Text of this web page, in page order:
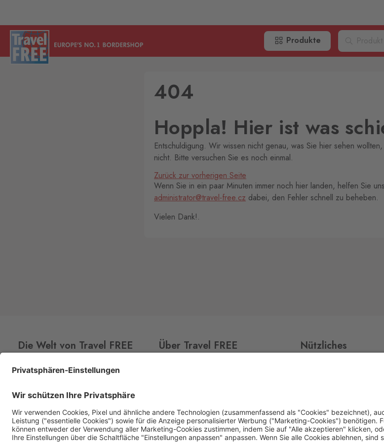
Produkte
404
Hoppla! Hier ist was
Entschuldigung. Wir wissen nicht genau, was Sie hier sehen
nicht. Bitte versuchen Sie es noch einmal.
Zurück zur vorherigen Seite
Wenn Sie in ein paar Minuten immer noch hier landen, helfen Sie
administrator@travel-free.cz dabei, den Fehler schnell zu beheben.
Vielen Dank!.
Die Welt von Travel FREE
CLUBCARD
Premium Spirituosen
Sortiment
Über Travel FREE Nützliches